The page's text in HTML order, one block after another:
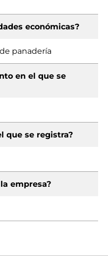
económicas?
panadería
en el que se
que se registra?
empresa?